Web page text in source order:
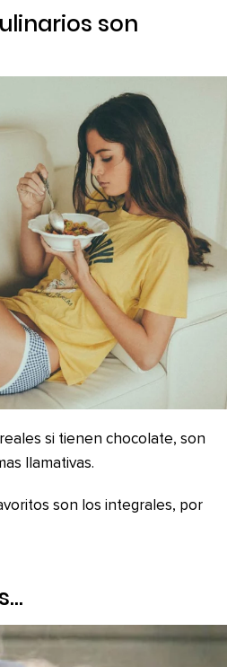
son
si tienen chocolate, son
llamativas.
son los integrales, por